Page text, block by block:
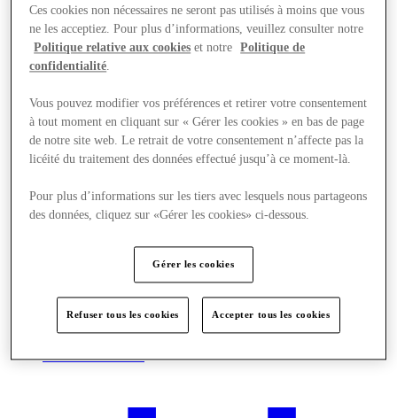
Nous rendre visite
Ces cookies non nécessaires ne seront pas utilisés à moins que vous
ne les acceptiez. Pour plus d’informations, veuillez consulter notre
Politique relative aux cookies et notre
Politique de
confidentialité.
Vous pouvez modifier vos préférences et retirer votre consentement
à tout moment en cliquant sur « Gérer les cookies » en bas de page
de notre site web. Le retrait de votre consentement n’affecte pas la
licéité du traitement des données effectué jusqu’à ce moment-là.
Pour plus d’informations sur les tiers avec lesquels nous partageons
des données, cliquez sur «Gérer les cookies» ci-dessous.
Gérer les cookies
Refuser tous les cookies Accepter tous les cookies